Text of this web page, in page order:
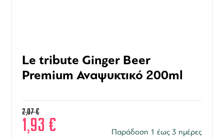
Le tribute Ginger Beer
Premium Αναψυκτικό 200ml
2,07€
1,93 € Παράδοση 1 έως 3 ημέρες